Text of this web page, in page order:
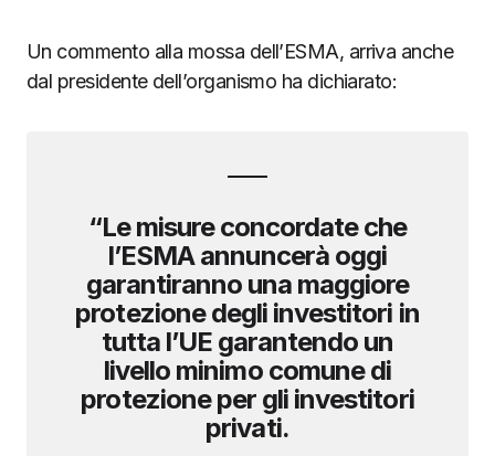
Un commento alla mossa dell’ESMA, arriva anche
dal presidente dell’organismo ha dichiarato:
“Le misure concordate che
l’ESMA annuncerà oggi
garantiranno una maggiore
protezione degli investitori in
tutta l’UE garantendo un
livello minimo comune di
protezione per gli investitori
privati.